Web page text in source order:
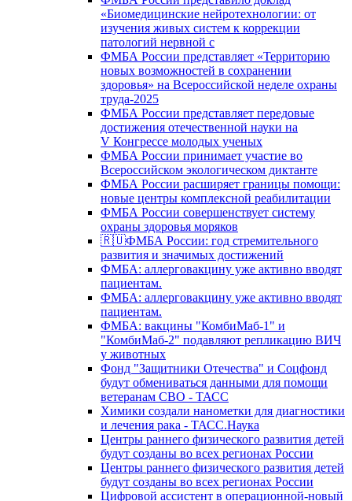
«Биомедицинские нейротехнологии: от
изучения живых систем к коррекции
патологий нервной с
ФМБА России представляет «Территорию
новых возможностей в сохранении
здоровья» на Всероссийской неделе охраны
труда-2025
ФМБА России представляет передовые
достижения отечественной науки на
V Конгрессе молодых ученых
ФМБА России принимает участие во
Всероссийском экологическом диктанте
ФМБА России расширяет границы помощи:
новые центры комплексной реабилитации
ФМБА России совершенствует систему
охраны здоровья моряков
🇷🇺ФМБА России: год стремительного
развития и значимых достижений
ФМБА: аллерговакцину уже активно вводят
пациентам.
ФМБА: аллерговакцину уже активно вводят
пациентам.
ФМБА: вакцины "КомбиМаб-1" и
"КомбиМаб-2" подавляют репликацию ВИЧ
у животных
Фонд "Защитники Отечества" и Соцфонд
будут обмениваться данными для помощи
ветеранам СВО - ТАСС
Химики создали нанометки для диагностики
и лечения рака - ТАСС.Наука
Центры раннего физического развития детей
будут созданы во всех регионах России
Центры раннего физического развития детей
будут созданы во всех регионах России
Цифровой ассистент в операционной-новый